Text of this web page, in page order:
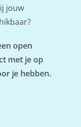
jouw
open
met je op
je hebben.